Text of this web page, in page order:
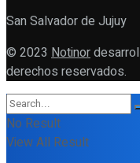
San Salvador de Jujuy
© 2023 Notinor
derechos reservados.
No Result
View All Result